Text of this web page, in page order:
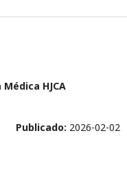
HJCA
Publicado: 2026-02-02